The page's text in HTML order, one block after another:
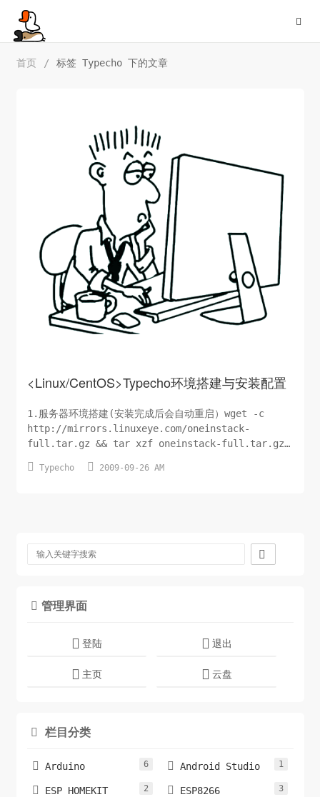
首页 / 标签 Typecho 下的文章
<Linux/CentOS>Typecho环境搭建与安装配置
1.服务器环境搭建(安装完成后会自动重启）wget -c
http://mirrors.linuxeye.com/oneinstack-
full.tar.gz && tar xzf oneinstack-full.tar.gz
php_option 7 --phpcac...
 Typecho  2009-09-26 AM

 管理界面
登陆 退出
主页 云盘
 栏目分类
 Arduino 6  Android Studio 1
 ESP HOMEKIT 2  ESP8266 3